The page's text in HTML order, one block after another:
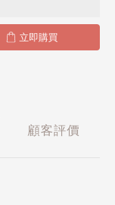
立即購買
顧客評價